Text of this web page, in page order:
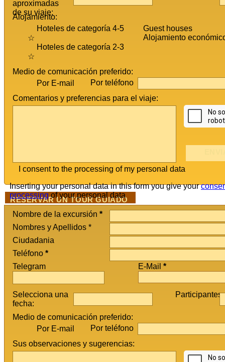
aproximadas
de su viaje:
Alojamiento:
Hoteles de categoría 4-5
☆
Hoteles de categoría 2-3
☆
Guest houses
Alojamiento
Medio de comunicación preferido:
Por E-mail
Por teléfono
Comentarios y preferencias para el viaje:
I consent to the processing of my personal data
Inserting your personal data in this form you give your
processingof your personal data
RESERVAR UN TOUR GUIADO
Nombre de la excursión *
Nombres y Apellidos *
Ciudadania
Teléfono *
Telegram
E-Mail *
Selecciona una
fecha:
Medio de comunicación preferido:
Por E-mail
Por teléfono
Sus observaciones y sugerencias: